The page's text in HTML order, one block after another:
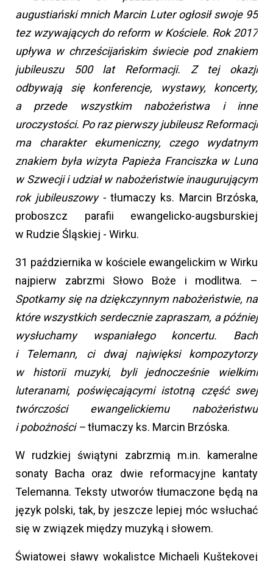
augustiański mnich Marcin Luter ogłosił swoje 95
tez wzywających do reform w Kościele. Rok 2017
upływa w chrześcijańskim świecie pod znakiem
jubileuszu 500 lat Reformacji. Z tej okazji
odbywają się konferencje, wystawy, koncerty,
a przede wszystkim nabożeństwa i inne
uroczystości. Po raz pierwszy jubileusz Reformacji
ma charakter ekumeniczny, czego wydatnym
znakiem była wizyta Papieża Franciszka w Lund
w Szwecji i udział w nabożeństwie inaugurującym
rok jubileuszowy -tłumaczy ks. Marcin Brzóska,
proboszcz parafii ewangelicko-augsburskiej
w Rudzie Śląskiej - Wirku.
31 października w kościele ewangelickim w Wirku
najpierw zabrzmi Słowo Boże i modlitwa. –
Spotkamy się na dziękczynnym nabożeństwie, na
które wszystkich serdecznie zapraszam, a później
wysłuchamy wspaniałego koncertu. Bach
i Telemann, ci dwaj najwięksi kompozytorzy
w historii muzyki, byli jednocześnie wielkimi
luteranami, poświęcającymi istotną część swej
twórczości ewangelickiemu nabożeństwu
i pobożności –tłumaczy ks. Marcin Brzóska.
W rudzkiej świątyni zabrzmią m.in. kameralne
sonaty Bacha oraz dwie reformacyjne kantaty
Telemanna. Teksty utworów tłumaczone będą na
język polski, tak, by jeszcze lepiej móc wsłuchać
się w związek między muzyką i słowem.
Światowej sławy wokalistce Michaeli Kuštekovej